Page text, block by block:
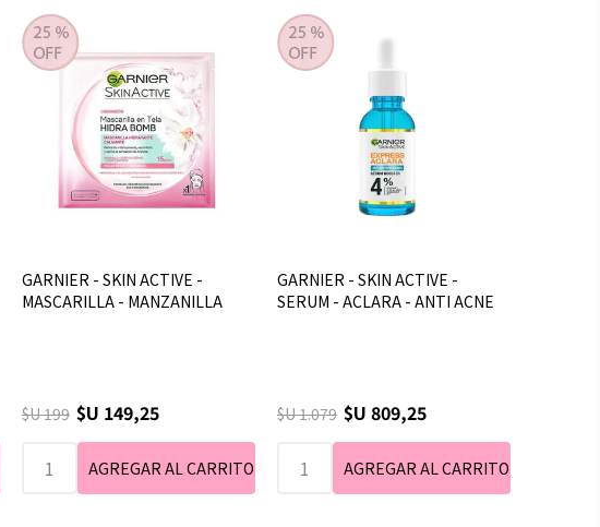
GARNIER - SKIN ACTIVE -
MASCARILLA - MANZANILLA
$U 199 $U 149,25
GARNIER - SKIN ACTIVE -
SERUM - ACLARA - ANTI ACNE
$U 1.079 $U 809,25